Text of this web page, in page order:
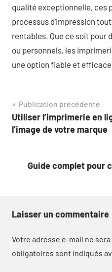
qualité exceptionnelle, ces
processus d’impression
rentables. Que ce soit pour
ou personnels, les
une option fiable et
Navigation
de
Publication précédente
Utiliser l’imprimerie en
l’image de votre marque
Guide complet pour
Laisser un commentaire
Votre adresse e-mail ne sera
obligatoires sont indiqués